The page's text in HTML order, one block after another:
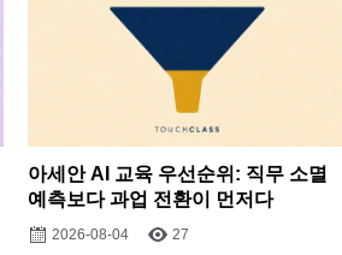
아세안 AI 교육 우선순위: 직무 소멸
예측보다 과업 전환이 먼저다
2026-08-04 27